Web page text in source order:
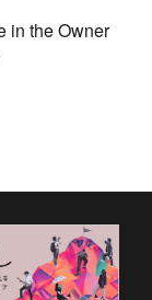
in the Owner